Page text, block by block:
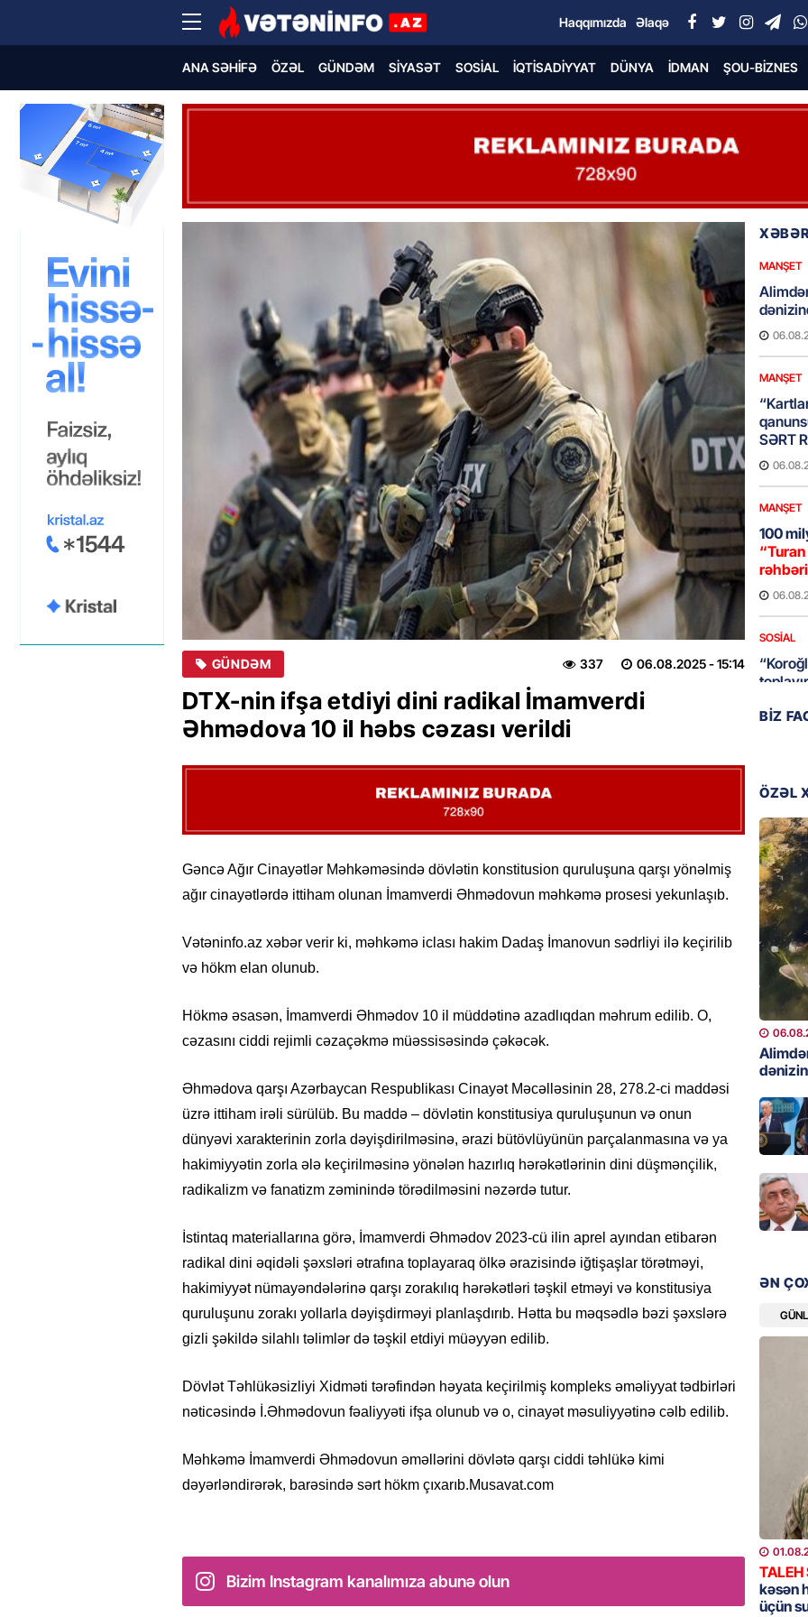
Haqqımızda Əlaqə
ANA SƏHIFƏ ÖZƏL GÜNDƏM SIYASƏT SOSIAL İQTISADIYYAT DÜNYA İDMAN ŞOU-BIZNES
GÜNDƏM 06.08.2025- 15:14
337
DTX-nin ifşa etdiyi dini radikal İmamverdi
Əhmədova 10 il həbs cəzası verildi
Gəncə Ağır Cinayətlər Məhkəməsində dövlətin konstitusion quruluşuna qarşı yönəlmiş
ağır cinayətlərdə ittiham olunan İmamverdi Əhmədovun məhkəmə prosesi yekunlaşıb.
Vətəninfo.az xəbər verir ki, məhkəmə iclası hakim Dadaş İmanovun sədrliyi ilə keçirilib
və hökm elan olunub.
Hökmə əsasən, İmamverdi Əhmədov 10 il müddətinə azadlıqdan məhrum edilib. O,
cəzasını ciddi rejimli cəzaçəkmə müəssisəsində çəkəcək.
Əhmədova qarşı Azərbaycan Respublikası Cinayət Məcəlləsinin 28, 278.2-ci maddəsi
üzrə ittiham irəli sürülüb. Bu maddə – dövlətin konstitusiya quruluşunun və onun
dünyəvi xarakterinin zorla dəyişdirilməsinə, ərazi bütövlüyünün parçalanmasına və ya
hakimiyyətin zorla ələ keçirilməsinə yönələn hazırlıq hərəkətlərinin dini düşmənçilik,
radikalizm və fanatizm zəminində törədilməsini nəzərdə tutur.
İstintaq materiallarına görə, İmamverdi Əhmədov 2023-cü ilin aprel ayından etibarən
radikal dini əqidəli şəxsləri ətrafına toplayaraq ölkə ərazisində iğtişaşlar törətməyi,
hakimiyyət nümayəndələrinə qarşı zorakılıq hərəkətləri təşkil etməyi və konstitusiya
quruluşunu zorakı yollarla dəyişdirməyi planlaşdırıb. Hətta bu məqsədlə bəzi şəxslərə
gizli şəkildə silahlı təlimlər də təşkil etdiyi müəyyən edilib.
Dövlət Təhlükəsizliyi Xidməti tərəfindən həyata keçirilmiş kompleks əməliyyat tədbirləri
nəticəsində İ.Əhmədovun fəaliyyəti ifşa olunub və o, cinayət məsuliyyətinə cəlb edilib.
Məhkəmə İmamverdi Əhmədovun əməllərini dövlətə qarşı ciddi təhlükə kimi
dəyərləndirərək, barəsində sərt hökm çıxarıb.Musavat.com
Bizim Instagram kanalımıza abunə olun
MANŞET
MANŞET
SƏRT
MANŞET
100
rəhbəri
SOSIAL
GÜNDƏM
etdiyi
DOSYE
GÜNDƏM
David
bağlı
DÜNYA
əl-
YAP
GÜNDƏM
Tramp
BIZ
ÖZƏL
ƏN
TALEH
kəsən
üçün